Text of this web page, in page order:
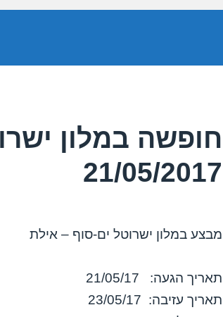
חופשה במלון
21/05/2017
מבצע במלון ישרוטל ים-סוף – אילת
תאריך הגעה: 21/05/17
תאריך עזיבה: 23/05/17